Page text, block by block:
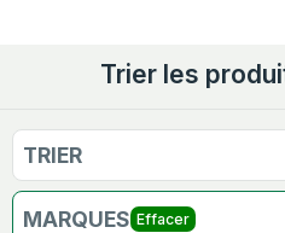
Trier les
TRIER
MARQUES Effacer